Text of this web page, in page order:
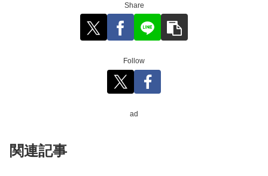
Share
Follow
ad
関連記事